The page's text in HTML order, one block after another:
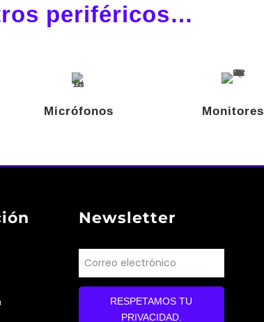
periféricos…
Micrófonos Monitores
Newsletter
RESPETAMOS TU
PRIVACIDAD.